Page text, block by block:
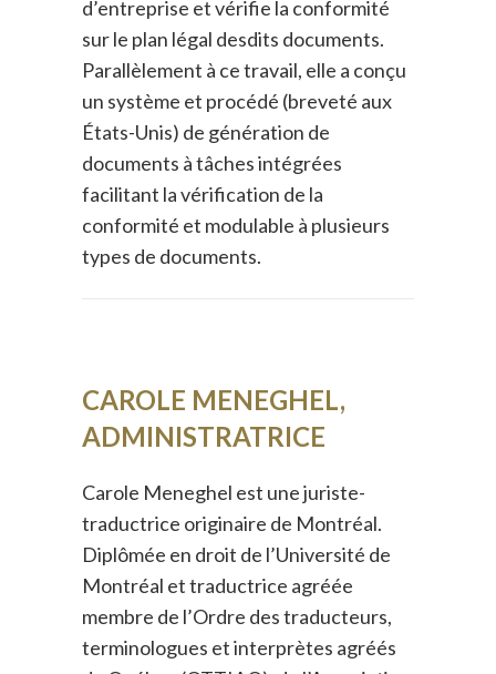
d’entreprise et vérifie la conformité
sur le plan légal desdits documents.
Parallèlement à ce travail, elle a conçu
un système et procédé (breveté aux
États-Unis) de génération de
documents à tâches intégrées
facilitant la vérification de la
conformité et modulable à plusieurs
types de documents.
CAROLE MENEGHEL,
ADMINISTRATRICE
Carole Meneghel est une juriste-
traductrice originaire de Montréal.
Diplômée en droit de l’Université de
Montréal et traductrice agréée
membre de l’Ordre des traducteurs,
terminologues et interprètes agréés